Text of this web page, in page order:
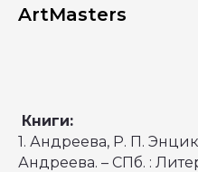
ArtMasters
Книги:
1. Андреева, Р. П.
Андреева. – СПб. :